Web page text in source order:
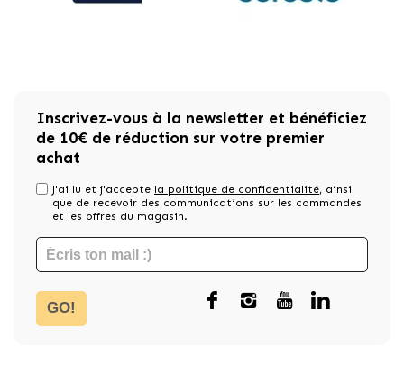
Inscrivez-vous à la newsletter et bénéficiez
de 10€ de réduction sur votre premier
achat
J'ai lu et j'accepte la politique de confidentialité, ainsi
que de recevoir des communications sur les commandes
et les offres du magasin.
GO!